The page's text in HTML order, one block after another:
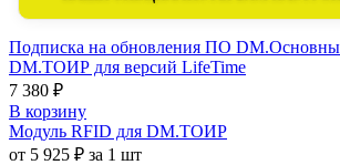
Подписка на обновления ПО
DM.ТОИР для версий LifeTime
7 380 ₽
В корзину
Модуль RFID для DM.ТОИР
от 5 925 ₽ за 1 шт